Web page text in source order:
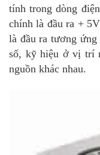
tính trong dòng
chính là đầu ra +
là đầu ra tương
số, kỹ hiệu ở vị trí
nguồn khác nhau.